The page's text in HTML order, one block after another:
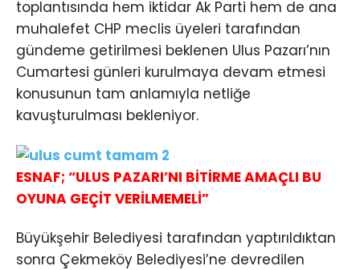
toplantısında hem iktidar Ak Parti hem de ana
muhalefet CHP meclis üyeleri tarafından
gündeme getirilmesi beklenen Ulus Pazarı’nın
Cumartesi günleri kurulmaya devam etmesi
konusunun tam anlamıyla netliğe
kavuşturulması bekleniyor.
ESNAF; “ULUS PAZARI’NI BİTİRME AMAÇLI BU
OYUNA GEÇİT VERİLMEMELİ”
Büyükşehir Belediyesi tarafından yaptırıldıktan
sonra Çekmeköy Belediyesi’ne devredilen